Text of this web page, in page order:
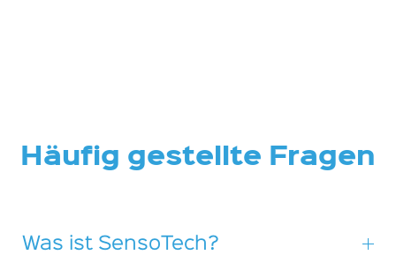
Häufig gestellte Fragen
Was ist SensoTech?